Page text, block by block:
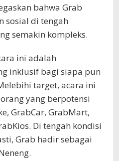
bahwa Grab
sosial di tengah
semakin kompleks.
ini adalah
inklusif bagi siapa pun
target, acara ini
yang berpotensi
GrabCar, GrabMart,
Di tengah kondisi
Grab hadir sebagai